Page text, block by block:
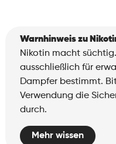
Warnhinweis zu
Nikotin macht
ausschließlich für
Dampfer bestimmt.
Verwendung die
durch.
Mehr wissen